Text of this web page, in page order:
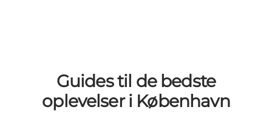
Guides til de bedste
oplevelser i København